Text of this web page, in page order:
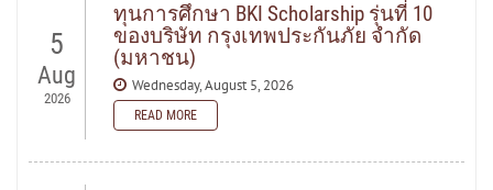
5
Aug
2026
ทุนการศึกษา BKI Scholarship รุ่นที่ 10
ของบริษัท กรุงเทพประกันภัย จำกัด
(มหาชน)
Wednesday, August 5, 2026
READ MORE